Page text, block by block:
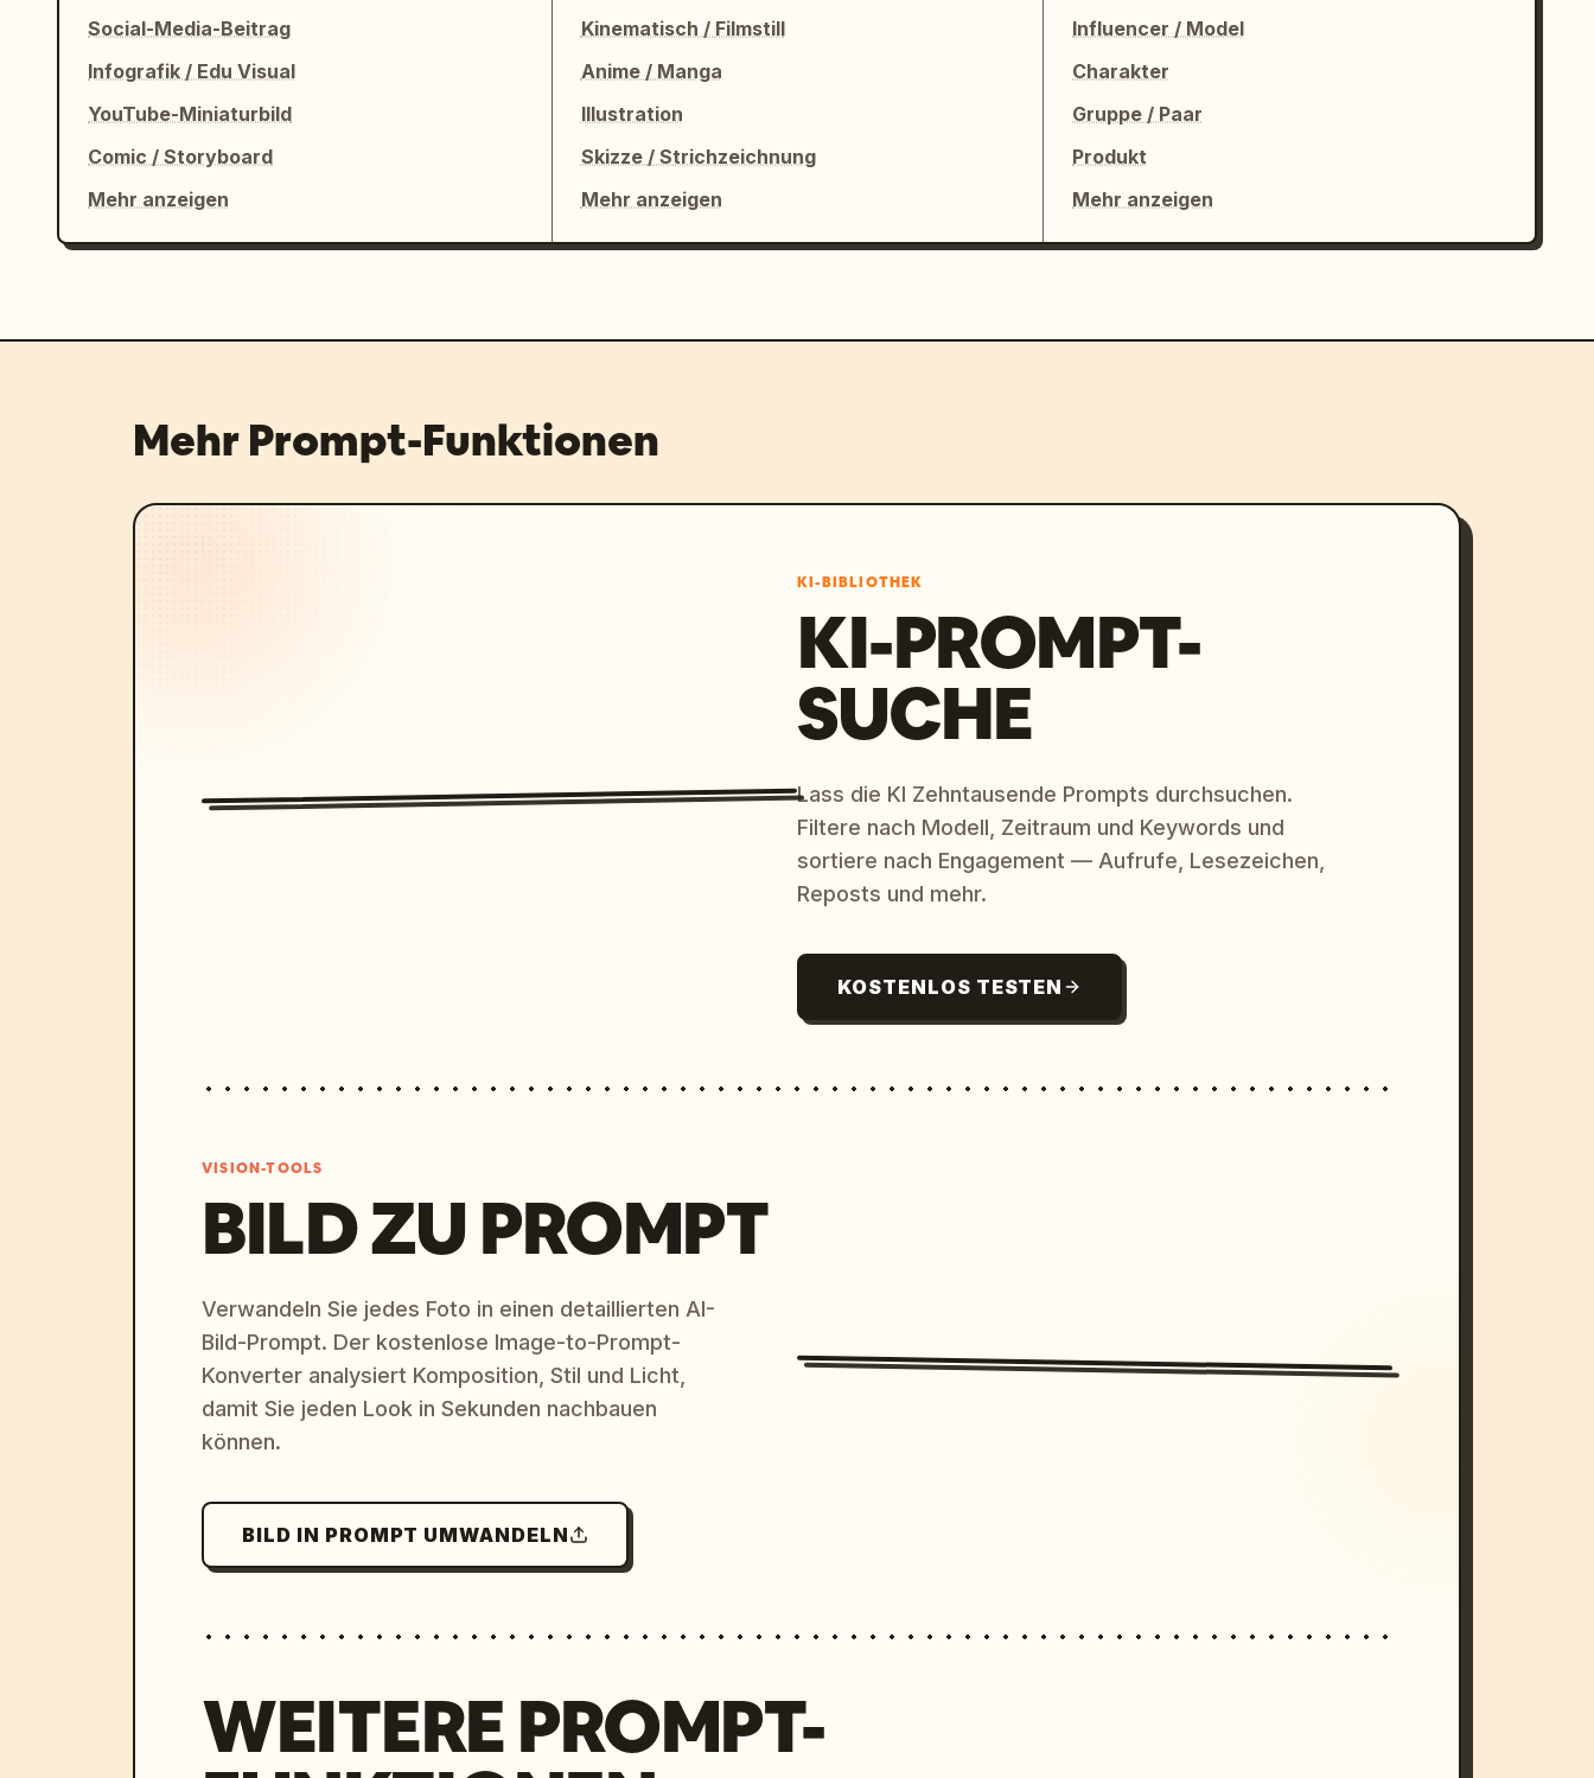
Social-Media-Beitrag
Infografik / Edu Visual
YouTube-Miniaturbild
Comic / Storyboard
Mehr anzeigen
Kinematisch / Filmstill
Anime / Manga
Illustration
Skizze / Strichzeichnung
Mehr anzeigen
Influencer / Model
Charakter
Gruppe / Paar
Produkt
Mehr anzeigen
Mehr Prompt-Funktionen
KI-BIBLIOTHEK
KI-PROMPT-
SUCHE
Lass die KI Zehntausende Prompts durchsuchen.
Filtere nach Modell, Zeitraum und Keywords und
sortiere nach Engagement — Aufrufe, Lesezeichen,
Reposts und mehr.
KOSTENLOS TESTEN
VISION-TOOLS
BILD ZU PROMPT
Verwandeln Sie jedes Foto in einen detaillierten AI-
Bild-Prompt. Der kostenlose Image-to-Prompt-
Konverter analysiert Komposition, Stil und Licht,
damit Sie jeden Look in Sekunden nachbauen
können.
BILD IN PROMPT UMWANDELN
WEITERE PROMPT-